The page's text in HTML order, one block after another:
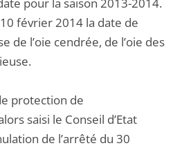
février 2014 la date de
de l’oie cendrée, de l’oie des
protection de
saisi le Conseil d’Etat
de l’arrêté du 30